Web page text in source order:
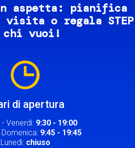
aspetta: pianifica
o regala STEP
chi vuoi!
di apertura
Venerdì: 9:30 - 19:00
9:45 - 19:45
Lunedì: chiuso